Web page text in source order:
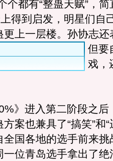
个都有“整蛊天赋”，
得到启发，明星们自
上一层楼。 孙协志还
但要
戏，
进入第二阶段之后
案也兼具了“搞笑”和“
国各地的选手前来挑
位青岛选手拿出了绝